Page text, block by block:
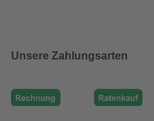
Unsere Zahlungsarten